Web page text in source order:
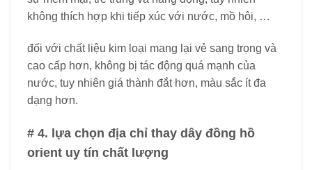
không thích hợp khi tiếp xúc với nước, mồ hôi, …
đối với chất liệu kim loại mang lại vẻ sang trọng và
cao cấp hơn, không bị tác động quá mạnh của
nước, tuy nhiên giá thành đắt hơn, màu sắc ít đa
dạng hơn.
# 4. lựa chọn địa chỉ thay dây đồng hồ
orient uy tín chất lượng